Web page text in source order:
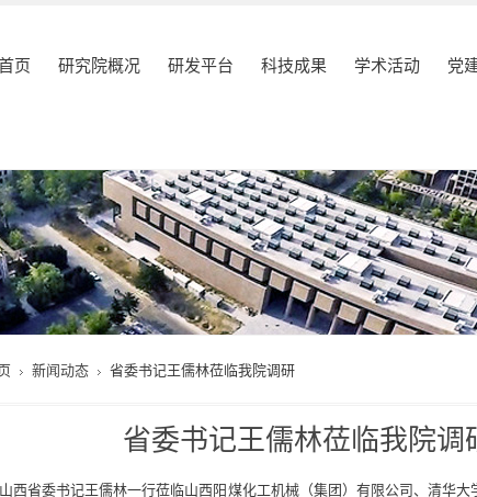
页 研究院概况 研发平台 科技成果 学术活动 党
新闻动态 省委书记王儒林莅临我院调研
省委书记王儒林莅临我院调
西省委书记王儒林一行莅临山西阳煤化工机械（集团）有限公司、清华